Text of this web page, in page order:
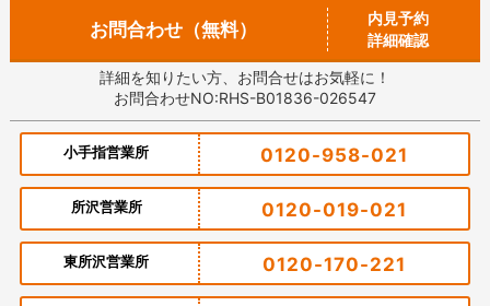
お問合わせ（無料）
内見予約
詳細確認
詳細を知りたい方、お問合せはお気軽に！
お問合わせNO:RHS-B01836-026547
小手指営業所 0120-958-021
所沢営業所 0120-019-021
東所沢営業所 0120-170-221